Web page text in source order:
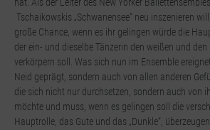
hat. Als der Leiter des New Yorker
Tschaikowskis „Schwanensee“ neu inszenieren
große Chance, wenn es ihr gelingen würde die
der ein- und dieselbe Tänzerin den weißen und
verkörpern soll. Was sich nun im Ensemble
Neid geprägt, sondern auch von allen anderen
die sich nicht nur durchsetzen, sondern auch von
möchte und muss, wenn es gelingen soll die
Hauptrolle, das Gute und das „Dunkle“,